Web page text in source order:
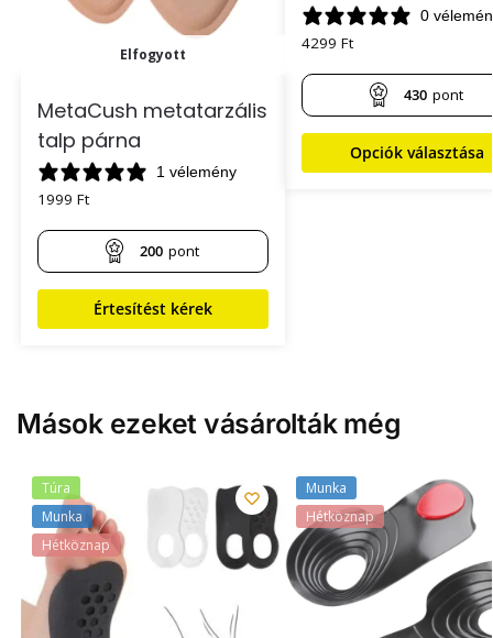
Elfogyott
MetaCush metatarzális
talp párna
1 vélemény
1999 Ft
200 pont
Értesítést kérek
0
4299 Ft
430 pont
Opciók választása
Mások ezeket vásárolták még
Túra
Munka
Hétköznap
Munka
Hétköznap